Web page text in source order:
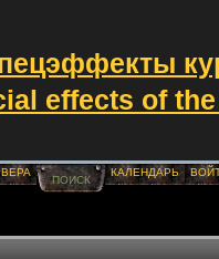
effects of
ПОИСК
КАЛЕНДАРЬ